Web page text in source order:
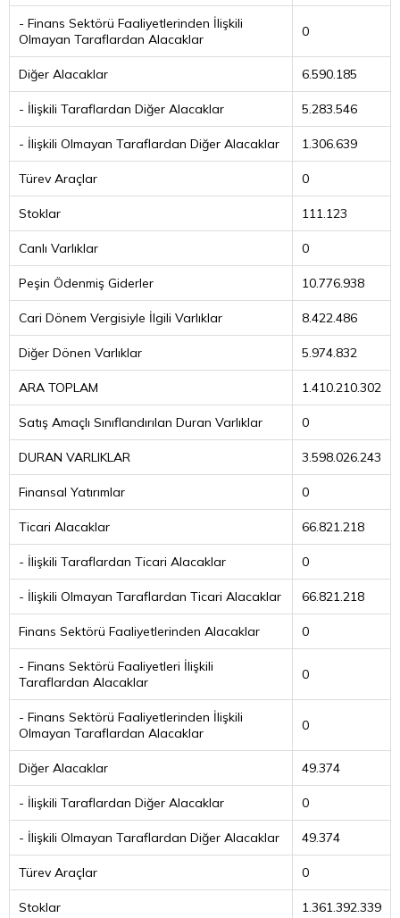
- Finans Sektörü Faaliyetlerinden İlişkili
Olmayan Taraflardan Alacaklar
0
Diğer Alacaklar 6.590.185
- İlişkili Taraflardan Diğer Alacaklar 5.283.546
- İlişkili Olmayan Taraflardan Diğer Alacaklar 1.306.639
Türev Araçlar 0
Stoklar 111.123
Canlı Varlıklar 0
Peşin Ödenmiş Giderler 10.776.938
Cari Dönem Vergisiyle İlgili Varlıklar 8.422.486
Diğer Dönen Varlıklar 5.974.832
ARA TOPLAM 1.410.210.302
Satış Amaçlı Sınıflandırılan Duran Varlıklar 0
DURAN VARLIKLAR 3.598.026.243
Finansal Yatırımlar 0
Ticari Alacaklar 66.821.218
- İlişkili Taraflardan Ticari Alacaklar 0
- İlişkili Olmayan Taraflardan Ticari Alacaklar 66.821.218
Finans Sektörü Faaliyetlerinden Alacaklar 0
- Finans Sektörü Faaliyetleri İlişkili
Taraflardan Alacaklar
0
- Finans Sektörü Faaliyetlerinden İlişkili
Olmayan Taraflardan Alacaklar
0
Diğer Alacaklar 49.374
- İlişkili Taraflardan Diğer Alacaklar 0
- İlişkili Olmayan Taraflardan Diğer Alacaklar 49.374
Türev Araçlar 0
Stoklar 1.361.392.339